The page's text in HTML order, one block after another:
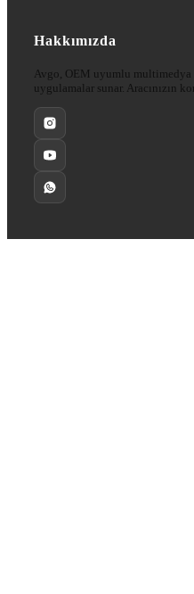
Hakkımızda
Avgo, OEM uyumlu
uygulamalar sunar. Aracınızın